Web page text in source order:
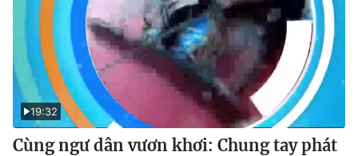
19:32
Cùng ngư dân vươn khơi: Chung tay phát